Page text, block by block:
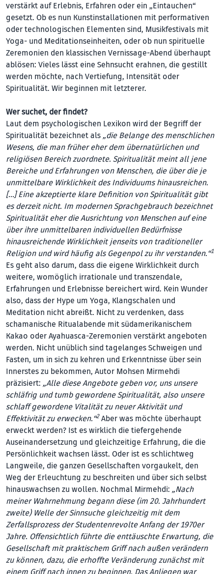
verstärkt auf Erlebnis, Erfahren oder ein „Eintauchen“
gesetzt. Ob es nun Kunstinstallationen mit performativen
oder technologischen Elementen sind, Musikfestivals mit
Yoga- und Meditationseinheiten, oder ob nun spirituelle
Zeremonien den klassischen Vernissage-Abend überhaupt
ablösen: Vieles lässt eine Sehnsucht erahnen, die gestillt
werden möchte, nach Vertiefung, Intensität oder
Spiritualität. Wir beginnen mit letzterer.
Wer suchet, der findet?
Laut dem psychologischen Lexikon wird der Begriff der
Spiritualität bezeichnet als „die Belange des menschlichen
Wesens, die man früher eher dem übernatürlichen und
religiösen Bereich zuordnete. Spiritualität meint all jene
Bereiche und Erfahrungen von Menschen, die über die je
unmittelbare Wirklichkeit des Individuums hinausreichen.
[…] Eine akzeptierte klare Definition von Spiritualität gibt
es derzeit nicht. Im modernen Sprachgebrauch bezeichnet
Spiritualität eher die Ausrichtung von Menschen auf eine
über ihre unmittelbaren individuellen Bedürfnisse
hinausreichende Wirklichkeit jenseits von traditioneller
Religion und wird häufig als Gegenpol zu ihr verstanden.“1
Es geht also darum, dass die eigene Wirklichkeit durch
weitere, womöglich irrationale und transzendale,
Erfahrungen und Erlebnisse bereichert wird. Kein Wunder
also, dass der Hype um Yoga, Klangschalen und
Meditation nicht abreißt. Nicht zu verdenken, dass
schamanische Ritualabende mit südamerikanischem
Kakao oder Ayahuasca-Zeremonien verstärkt angeboten
werden. Nicht unüblich sind tagelanges Schweigen und
Fasten, um in sich zu kehren und Erkenntnisse über sein
Innerstes zu bekommen, Autor Mohsen Mirmehdi
präzisiert: „Alle diese Angebote geben vor, uns unsere
schläfrig und tumb gewordene Spiritualität, also unsere
schlaff gewordene Vitalität zu neuer Aktivität und
Effektivität zu erwecken.“2Aber was möchte überhaupt
erweckt werden? Ist es wirklich die tiefergehende
Auseinandersetzung und gleichzeitige Erfahrung, die die
Persönlichkeit wachsen lässt. Oder ist es schlichtweg
Langweile, die ganzen Gesellschaften vorgaukelt, den
Weg der Erleuchtung zu beschreiten und über sich selbst
hinauswachsen zu wollen. Nochmal Mirmehdi: „Nach
meiner Wahrnehmung begann diese (im 20. Jahrhundert
zweite) Welle der Sinnsuche gleichzeitig mit dem
Zerfallsprozess der Studentenrevolte Anfang der 1970er
Jahre. Offensichtlich führte die enttäuschte Erwartung, die
Gesellschaft mit praktischem Griff nach außen verändern
zu können, dazu, die erhoffte Veränderung zunächst mit
einem Griff nach innen zu beginnen. Das Anliegen war